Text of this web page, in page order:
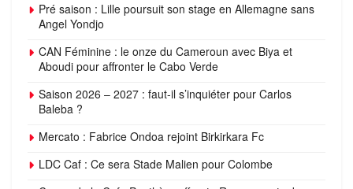
Pré saison : Lille poursuit son stage en Allemagne sans
Angel Yondjo
CAN Féminine : le onze du Cameroun avec Biya et
Aboudi pour affronter le Cabo Verde
Saison 2026 – 2027 : faut-il s’inquiéter pour Carlos
Baleba ?
Mercato : Fabrice Ondoa rejoint Birkirkara Fc
LDC Caf : Ce sera Stade Malien pour Colombe